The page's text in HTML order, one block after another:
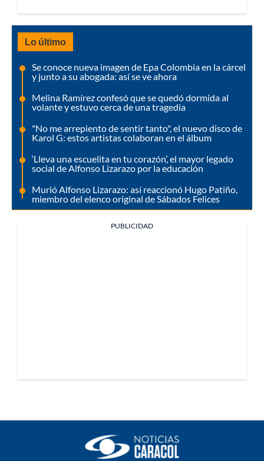
Lo último
Se conoce nueva imagen de Epa Colombia en la cárcel
y junto a su abogada: así se ve ahora
Melina Ramírez confesó que se quedó dormida al
volante y estuvo cerca de una tragedia
"No me arrepiento de sentir tanto", el nuevo disco de
Karol G: estos artistas colaboran en el álbum
‘Lleva una escuelita en tu corazón’, el mayor legado
social de Alfonso Lizarazo por la educación
Murió Alfonso Lizarazo: así reaccionó Hugo Patiño,
miembro del elenco original de Sábados Felices
PUBLICIDAD